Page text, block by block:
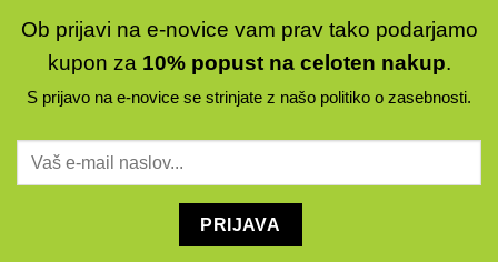
Ob prijavi na e-novice vam prav tako podarjamo
kupon za 10% popust na celoten nakup.
S prijavo na e-novice se strinjate z našo politiko o zasebnosti.